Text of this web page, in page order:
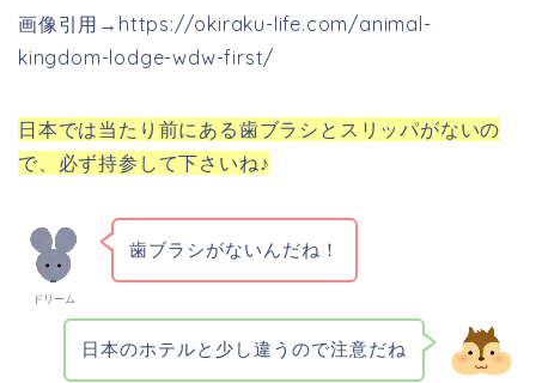
画像引用→https://okiraku-life.com/animal-
kingdom-lodge-wdw-first/
日本では当たり前にある歯ブラシとスリッパがないの
で、必ず持参して下さいね♪
ドリーム
歯ブラシがないんだね！
日本のホテルと少し違うので注意だね